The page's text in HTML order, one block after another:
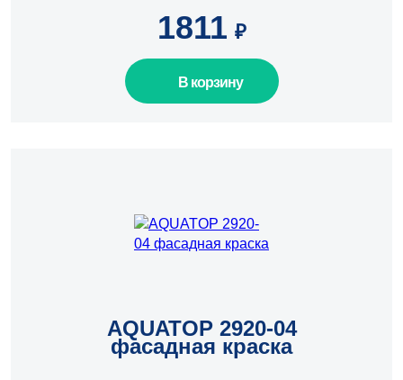
1811 ₽
В корзину
AQUATOP 2920-04
фасадная краска